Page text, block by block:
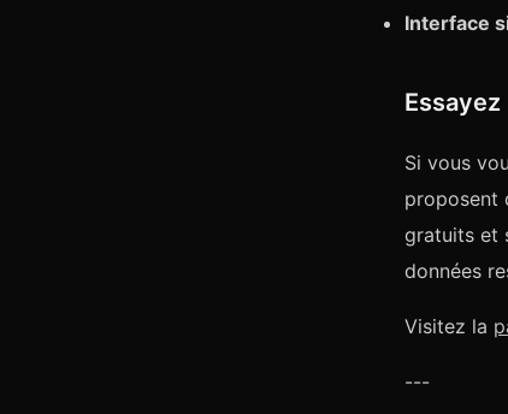
Interface
Si vous
proposent
gratuits et
données
Visitez la
---